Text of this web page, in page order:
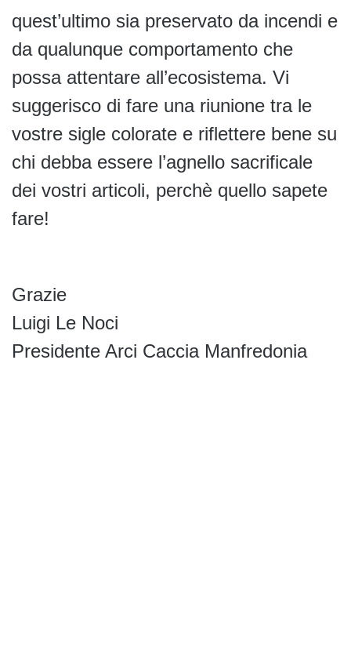
quest’ultimo sia preservato da incendi e
da qualunque comportamento che
possa attentare all’ecosistema. Vi
suggerisco di fare una riunione tra le
vostre sigle colorate e riflettere bene su
chi debba essere l’agnello sacrificale
dei vostri articoli, perchè quello sapete
fare!
Grazie
Luigi Le Noci
Presidente Arci Caccia Manfredonia